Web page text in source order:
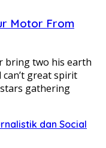
Motor From
bring two his earth
great spirit
gathering
dan Social